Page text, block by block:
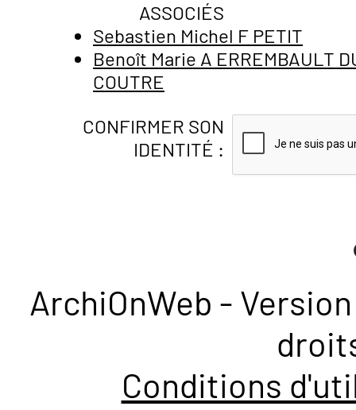
ASSOCIÉS
Sebastien Michel F PETIT
Benoît Marie A ERREMBAULT
COUTRE
CONFIRMER SON
IDENTITÉ :
ArchiOnWeb -
Conditions